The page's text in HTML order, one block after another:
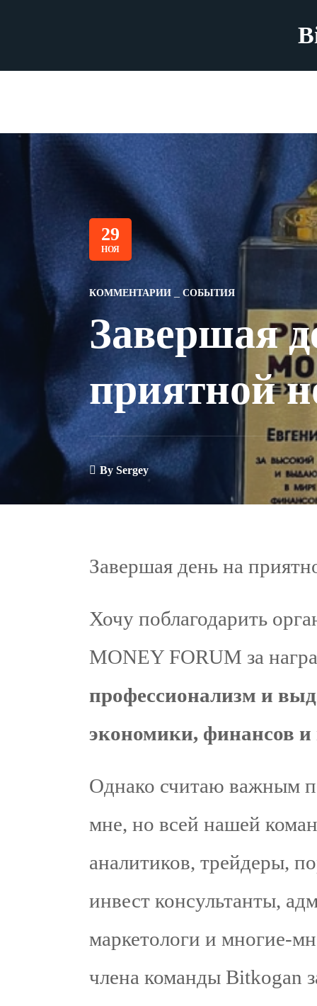
29
НОЯ
КОММЕНТАРИИ СОБЫТИЯ
Завершая
приятной
BySergey
Завершая день на
Хочу поблагодарить
MONEY FORUM за
профессионализм и
экономики, финансов
Однако считаю важным
мне, но всей нашей
аналитиков, трейдеры,
инвест консультанты,
маркетологи и многие-
члена команды Bitkogan